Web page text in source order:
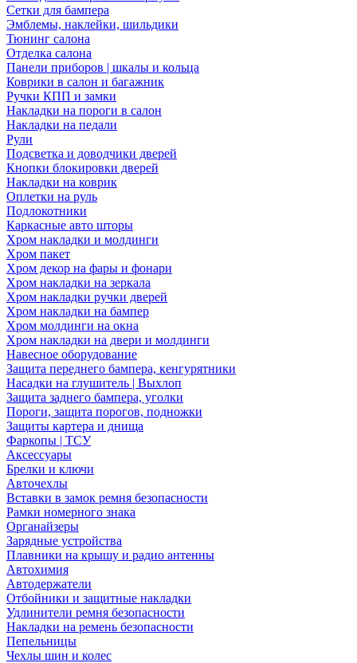
Сетки для бампера
Эмблемы, наклейки, шильдики
Тюнинг салона
Отделка салона
Панели приборов | шкалы и кольца
Коврики в салон и багажник
Ручки КПП и замки
Накладки на пороги в салон
Накладки на педали
Рули
Подсветка и доводчики дверей
Кнопки блокировки дверей
Накладки на коврик
Оплетки на руль
Подлокотники
Каркасные авто шторы
Хром накладки и молдинги
Хром пакет
Хром декор на фары и фонари
Хром накладки на зеркала
Хром накладки ручки дверей
Хром накладки на бампер
Хром молдинги на окна
Хром накладки на двери и молдинги
Навесное оборудование
Защита переднего бампера, кенгурятники
Насадки на глушитель | Выхлоп
Защита заднего бампера, уголки
Пороги, защита порогов, подножки
Защиты картера и днища
Фаркопы | ТСУ
Аксессуары
Брелки и ключи
Авточехлы
Вставки в замок ремня безопасности
Рамки номерного знака
Органайзеры
Зарядные устройства
Плавники на крышу и радио антенны
Автохимия
Автодержатели
Отбойники и защитные накладки
Удлинители ремня безопасности
Накладки на ремень безопасности
Пепельницы
Чехлы шин и колес